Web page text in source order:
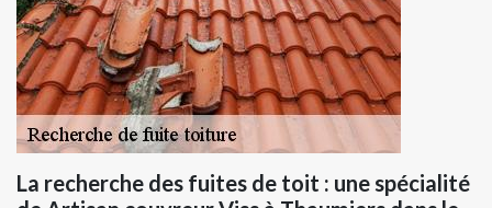
La recherche des fuites de toit : une spécialité